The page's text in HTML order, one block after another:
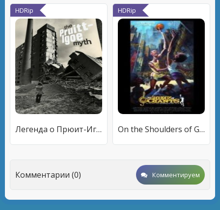
HDRip
Легенда о Прюит-Игоу
HDRip
On the Shoulders of Giants
Комментарии (0) Комментируем